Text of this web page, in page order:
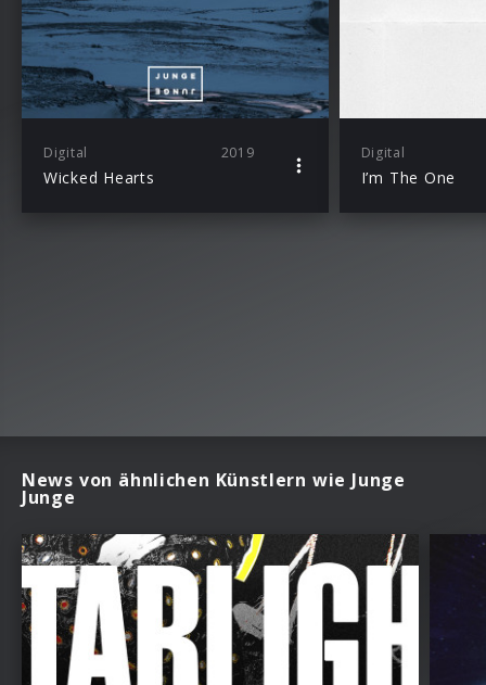
Digital 2019
Wicked Hearts
Digital
I’m The One
News von ähnlichen Künstlern wie Junge
Junge